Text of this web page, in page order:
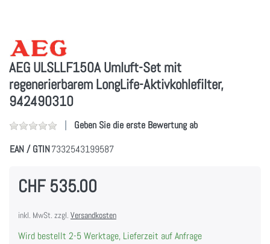
AEG ULSLLF150A Umluft-Set mit
regenerierbarem LongLife-Aktivkohlefilter,
942490310
Geben Sie die erste Bewertung ab
EAN / GTIN7332543199587
CHF 535.00
inkl. MwSt. zzgl. Versandkosten
Wird bestellt 2-5 Werktage, Lieferzeit auf Anfrage